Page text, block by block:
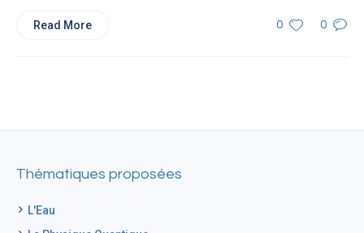
0 0
Read More
Thématiques proposées
L'Eau